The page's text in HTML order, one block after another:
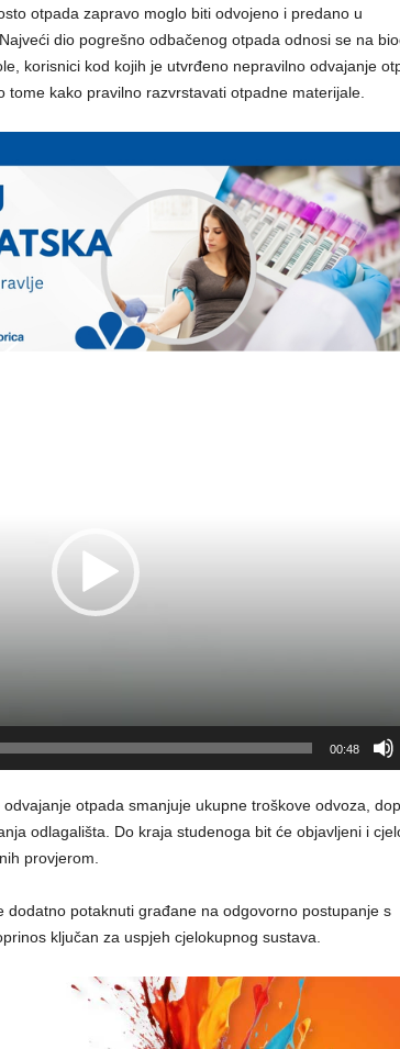
otpada zapravo moglo biti odvojeno i predano u
dio pogrešno odbačenog otpada odnosi se na
korisnici kod kojih je utvrđeno nepravilno odvajanje
kako pravilno razvrstavati otpadne materijale.
00:48
otpada smanjuje ukupne troškove odvoza,
odlagališta. Do kraja studenoga bit će objavljeni i
provjerom.
dodatno potaknuti građane na odgovorno postupanje s
ključan za uspjeh cjelokupnog sustava.